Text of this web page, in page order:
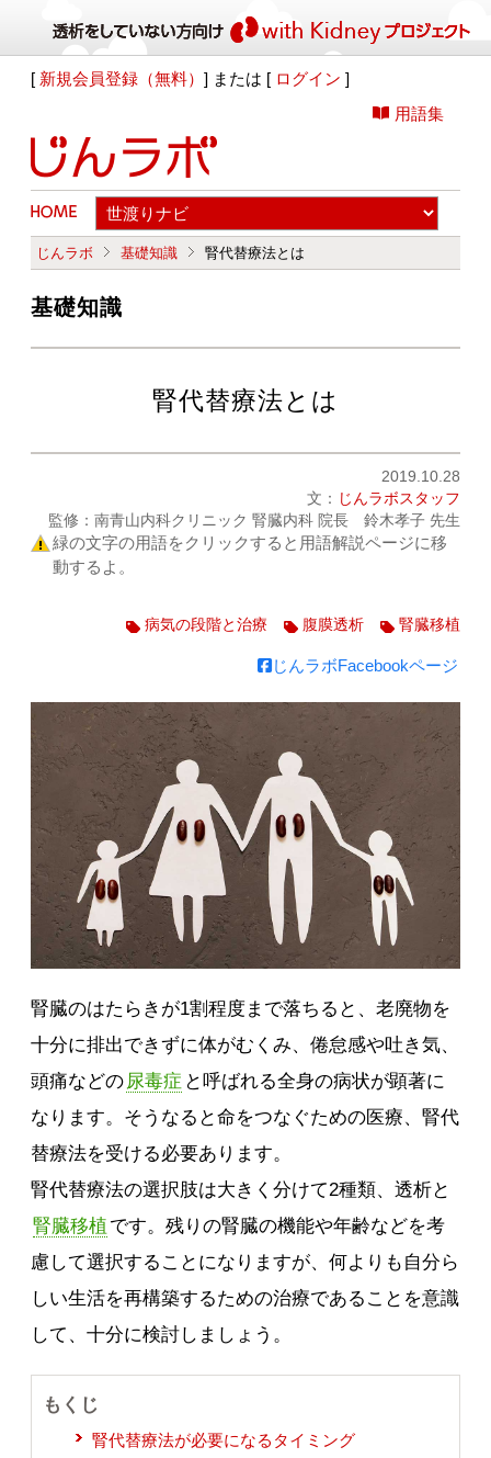
[ 新規会員登録（無料）] または [ ログイン ]
用語集
じんラボ 基礎知識 腎代替療法とは
基礎知識
腎代替療法とは
2019.10.28
文： じんラボスタッフ
監修：南青山内科クリニック 腎臓内科 院長 鈴木孝子 先生
緑の文字の用語をクリックすると用語解説ページに移
動するよ。
病気の段階と治療 腹膜透析 腎臓移植
じんラボFacebookページ
腎臓のはたらきが1割程度まで落ちると、老廃物を
十分に排出できずに体がむくみ、倦怠感や吐き気、
頭痛などの 尿毒症 と呼ばれる全身の病状が顕著に
なります。そうなると命をつなぐための医療、腎代
替療法を受ける必要あります。
腎代替療法の選択肢は大きく分けて2種類、透析と
腎臓移植 です。残りの腎臓の機能や年齢などを考
慮して選択することになりますが、何よりも自分ら
しい生活を再構築するための治療であることを意識
して、十分に検討しましょう。
もくじ
腎代替療法が必要になるタイミング